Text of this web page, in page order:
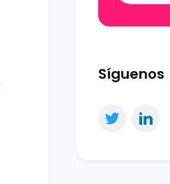
Síguenos